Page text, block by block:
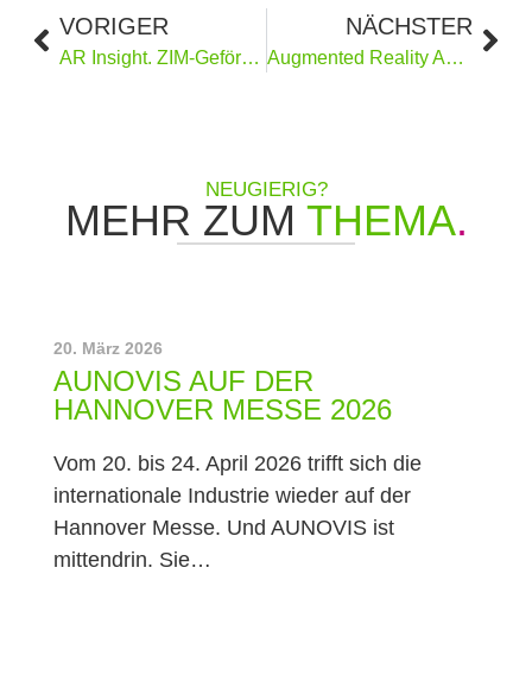
VORIGER
AR Insight. ZIM-Gefördertes Forschungsprojekt.
NÄCHSTER
Augmented Reality Assistance
NEUGIERIG?
MEHR ZUM THEMA.
20. März 2026
AUNOVIS AUF DER
HANNOVER MESSE 2026
Vom 20. bis 24. April 2026 trifft sich die
internationale Industrie wieder auf der
Hannover Messe. Und AUNOVIS ist
mittendrin. Sie…